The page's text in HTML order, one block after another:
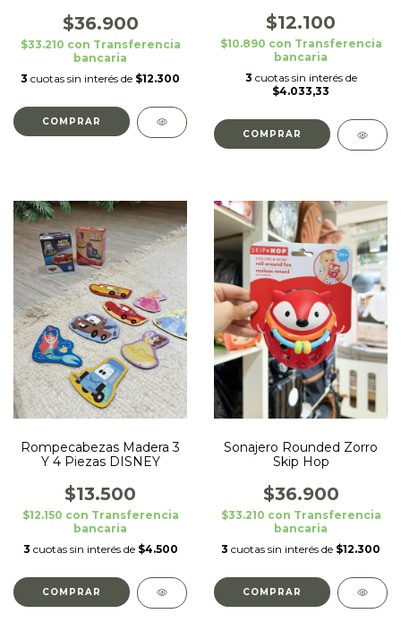
$36.900
$33.210 con Transferencia
bancaria
3 cuotas sin interés de $12.300
$12.100
$10.890 con Transferencia
bancaria
3 cuotas sin interés de
$4.033,33
Rompecabezas Madera 3
Y 4 Piezas DISNEY
$13.500
$12.150 con Transferencia
bancaria
3 cuotas sin interés de $4.500
COMPRAR
Sonajero Rounded Zorro
Skip Hop
$36.900
$33.210 con Transferencia
bancaria
3 cuotas sin interés de $12.300